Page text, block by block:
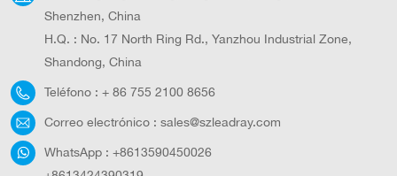
Shenzhen, China
H.Q. : No. 17 North Ring Rd., Yanzhou Industrial Zone,
Shandong, China
Teléfono : + 86 755 2100 8656
Correo electrónico : sales@szleadray.com
WhatsApp : +8613590450026